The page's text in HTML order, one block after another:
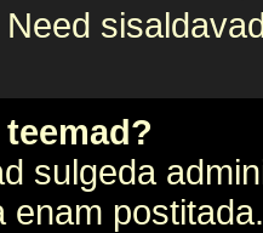
sulgeda
enam postitada.